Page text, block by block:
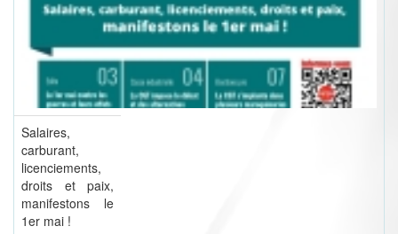
Salaires,
carburant,
licenciements,
droits et paix,
manifestons le
1er mai !